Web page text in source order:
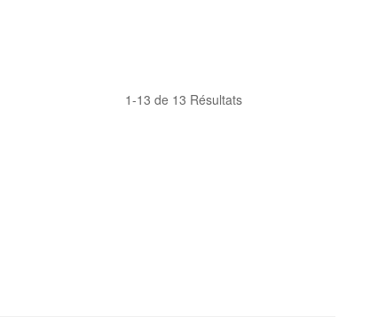
1-13 de 13 Résultats